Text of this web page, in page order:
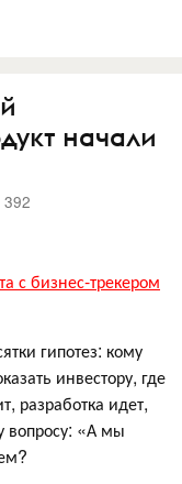
начали
392
с бизнес-трекером
гипотез: кому
инвестору, где
разработка идет,
вопросу: «А мы